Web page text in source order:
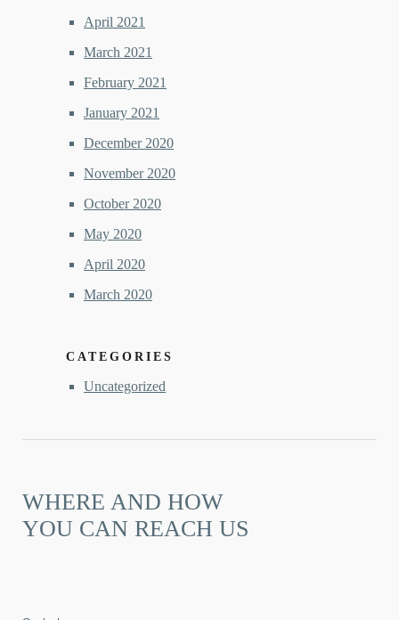
April 2021
March 2021
February 2021
January 2021
December 2020
November 2020
October 2020
May 2020
April 2020
March 2020
CATEGORIES
Uncategorized
WHERE AND HOW
YOU CAN REACH US